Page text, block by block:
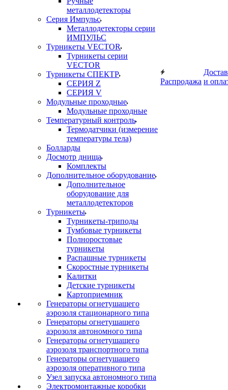
металлодетекторы
Серия Импульс
Металлодетекторы серии
ИМПУЛЬС
Турникеты VECTOR
Турникеты серии
VECTOR
Турникеты СПЕКТР
СЕРИЯ Z
СЕРИЯ V
Модульные проходные
Модульные проходные
Температурный контроль
Термодатчики (измерение
температуры тела)
Болларды
Досмотр днища
Комплекты
Дополнительное оборудование
Дополнительное
оборудование для
металлодетекторов
Турникеты
Турникеты-триподы
Тумбовые турникеты
Полноростовые
турникеты
Распашные турникеты
Скоростные турникеты
Калитки
Детские турникеты
Картоприемник
Генераторы огнетушащего
аэрозоля стационарного типа
Генераторы огнетушащего
аэрозоля автономного типа
Генераторы огнетушащего
аэрозоля транспортного типа
Генераторы огнетушащего
аэрозоля оперативного типа
Узел запуска автономного типа
Электромонтажные коробки
Распродажа и